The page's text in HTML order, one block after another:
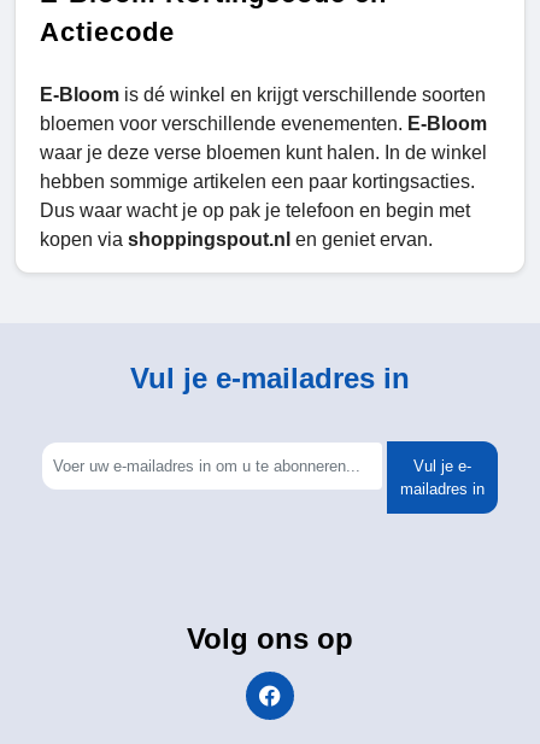
Actiecode
E-Bloom is dé winkel en krijgt verschillende soorten
bloemen voor verschillende evenementen. E-Bloom
waar je deze verse bloemen kunt halen. In de winkel
hebben sommige artikelen een paar kortingsacties.
Dus waar wacht je op pak je telefoon en begin met
kopen via shoppingspout.nl en geniet ervan.
Vul je e-mailadres in
Vul je e-
mailadres in
Volg ons op